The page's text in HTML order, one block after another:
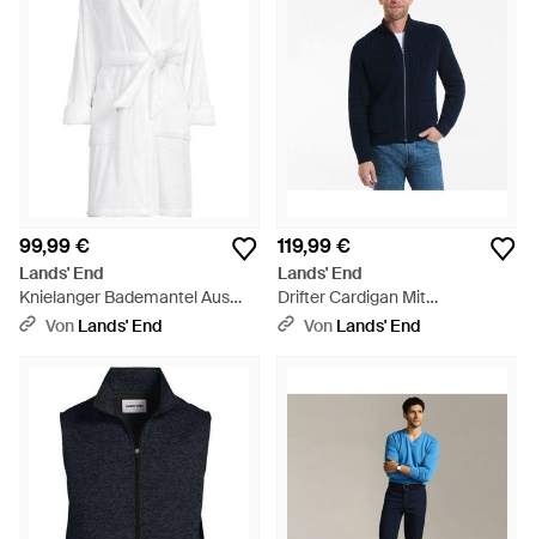
99,99 €
Lands' End
Knielanger Bademantel Aus
Baumwoll-Frottee, Damen,
Von Lands' End
119,99 €
Lands' End
Drifter Cardigan Mit
Reißverschluss, Herren, Größe
Von Lands' End